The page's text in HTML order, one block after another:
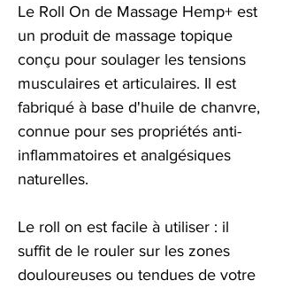
Le Roll On de Massage Hemp+ est
un produit de massage topique
conçu pour soulager les tensions
musculaires et articulaires. Il est
fabriqué à base d'huile de chanvre,
connue pour ses propriétés anti-
inflammatoires et analgésiques
naturelles.
Le roll on est facile à utiliser : il
suffit de le rouler sur les zones
douloureuses ou tendues de votre